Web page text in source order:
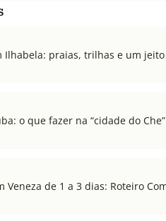
Ilhabela: praias, trilhas e um
o que fazer na “cidade do Che”
Veneza de 1 a 3 dias: Roteiro